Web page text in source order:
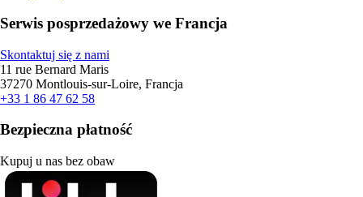
Serwis posprzedażowy we Francja
Skontaktuj się z nami
11 rue Bernard Maris
37270 Montlouis-sur-Loire, Francja
+33 1 86 47 62 58
Bezpieczna płatność
Kupuj u nas bez obaw